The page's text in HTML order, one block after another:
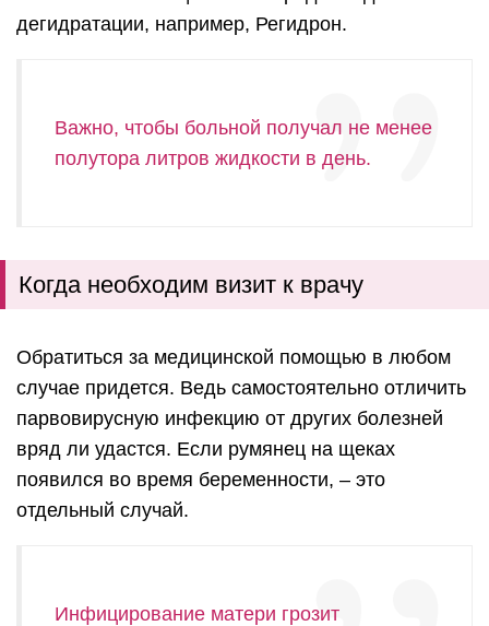
дегидратации, например, Регидрон.
Важно, чтобы больной получал не менее
полутора литров жидкости в день.
Когда необходим визит к врачу
Обратиться за медицинской помощью в любом
случае придется. Ведь самостоятельно отличить
парвовирусную инфекцию от других болезней
вряд ли удастся. Если румянец на щеках
появился во время беременности, – это
отдельный случай.
Инфицирование матери грозит